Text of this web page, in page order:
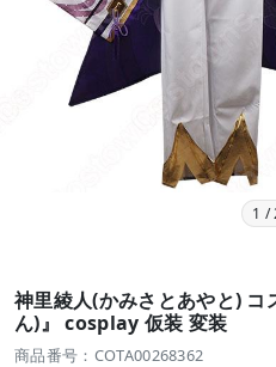
1 /
神里綾人(かみさとあやと) コ
ん)』 cosplay 仮装 変装
商品番号：COTA00268362